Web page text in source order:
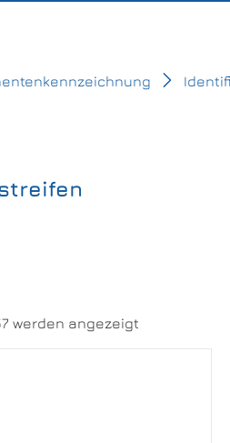
werden angezeigt